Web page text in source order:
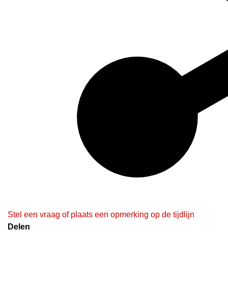
Stel een vraag of plaats een opmerking op de tijdlijn
Delen